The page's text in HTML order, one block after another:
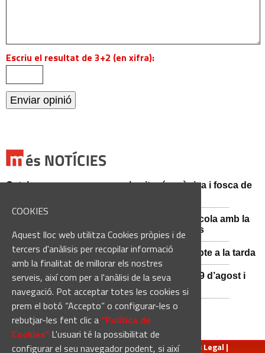
COOKIES
Aquest lloc web utilitza Cookies pròpies i de
tercers d'anàlisis per recopilar informació
amb la finalitat de millorar els nostres
serveis, així com per a l'anàlisi de la seva
navegació. Pot acceptar totes les cookies si
prem el botó “Accepto” o configurar-les o
rebutjar-les fent clic a“Política de
Cookies“ L'usuari té la possibilitat de
configurar el seu navegador podent, si així
Escriu el resultat de 3+2 (en xifra):
Catalunya es prepara per a la nit més màgica i fosca de
Sant Fruitós posa en valor el patrimoni agrícola amb la
restauració i exposició de peces històriques
Es manté la previsió de pluges fortes dissabte a la tarda
El 3x3 de bàsquet de Solsona s’avança al 29 d’agost i
estrena premis en metàl·lic
redaccio@manresadiari.cat|Qui som Avís Legal |